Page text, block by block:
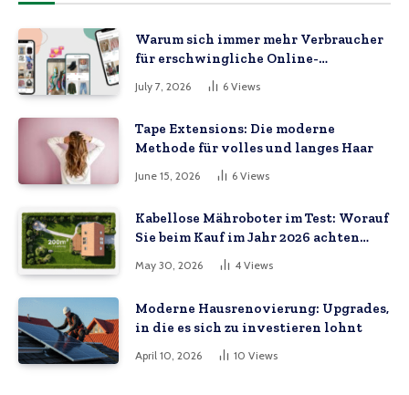
Warum sich immer mehr Verbraucher
für erschwingliche Online-
Marktplätze entscheiden
July 7, 2026 6 Views
Tape Extensions: Die moderne
Methode für volles und langes Haar
June 15, 2026 6 Views
Kabellose Mähroboter im Test: Worauf
Sie beim Kauf im Jahr 2026 achten
May 30, 2026 4 Views
Moderne Hausrenovierung: Upgrades,
in die es sich zu investieren lohnt
April 10, 2026 10 Views